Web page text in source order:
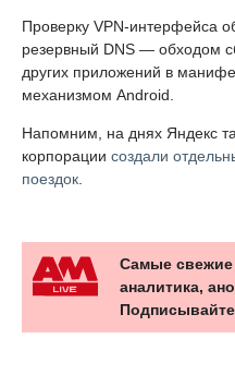
Проверку VPN-интерфейса
резервный DNS — обходом
других приложений в
механизмом Android.
Напомним, на днях Яндекс
корпорации создали
поездок.
Самые
аналитика,